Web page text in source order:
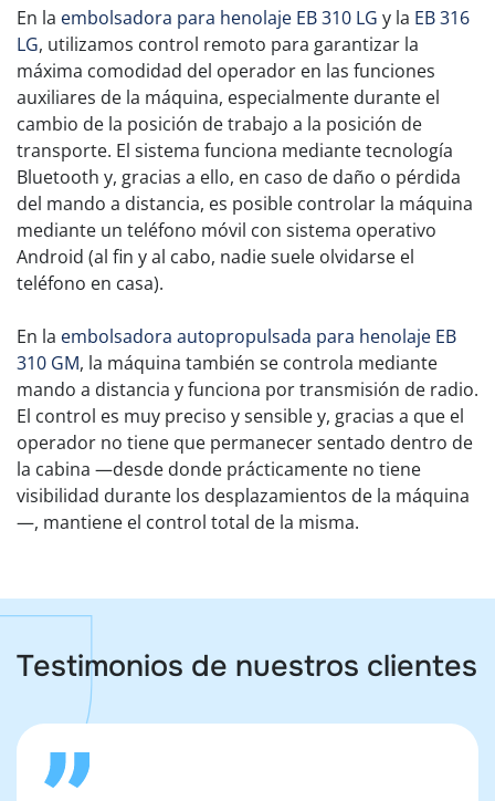
En la embolsadora para henolaje EB 310 LG y la EB 316
LG, utilizamos control remoto para garantizar la
máxima comodidad del operador en las funciones
auxiliares de la máquina, especialmente durante el
cambio de la posición de trabajo a la posición de
transporte. El sistema funciona mediante tecnología
Bluetooth y, gracias a ello, en caso de daño o pérdida
del mando a distancia, es posible controlar la máquina
mediante un teléfono móvil con sistema operativo
Android (al fin y al cabo, nadie suele olvidarse el
teléfono en casa).
En la embolsadora autopropulsada para henolaje EB
310 GM, la máquina también se controla mediante
mando a distancia y funciona por transmisión de radio.
El control es muy preciso y sensible y, gracias a que el
operador no tiene que permanecer sentado dentro de
la cabina —desde donde prácticamente no tiene
visibilidad durante los desplazamientos de la máquina
—, mantiene el control total de la misma.
Testimonios de nuestros clientes